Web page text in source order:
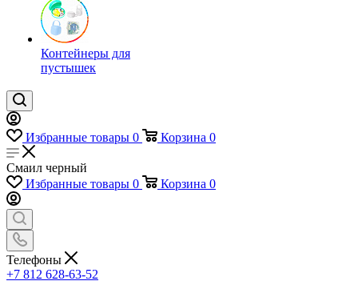
Контейнеры для
пустышек
Избранные товары 0 Корзина 0
Смаил черный
Избранные товары 0 Корзина 0
Телефоны
+7 812 628-63-52